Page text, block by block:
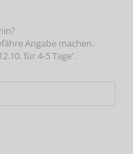
Angabe machen.
für 4-5 Tage'.